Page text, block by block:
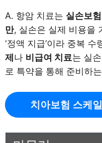
A. 항암 치료는 실손보
만, 실손은 실제 비용을
‘정액 지급’이라 중복
제 나 비급여 치료는 실
로 특약을 통해 준비하
치아보험 스케